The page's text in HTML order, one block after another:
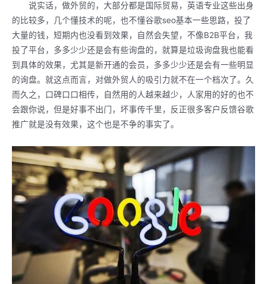
说实话，做外贸的，大部分都是国际贸易，英语专业这些出身
的比较多，几个懂技术的呢，也不懂谷歌seo基本一些思路，投了
大量的钱，短期内也没看到效果，自然会失望，不像B2B平台，我
投了平台，多多少少还是会有些询盘的，就算是垃圾询盘我也能看
到具体的效果，尤其是新开通的会员，多多少少还是会有一些明显
的询盘。就这点而言，对做外贸人的吸引力就不在一个档次了。久
而久之，口碑口口相传，自然用的人越来越少，人家用的好的也不
会跟你说，但是好事不出门，坏事传千里，反正很多客户反馈谷歌
推广就是没有效果，这个也是不争的事实了。